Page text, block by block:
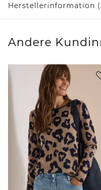
Herstellerinformation
Andere